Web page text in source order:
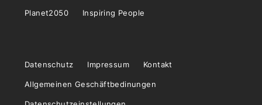
Planet2050 Inspiring People
Datenschutz Impressum Kontakt
Allgemeinen Geschäftbedinungen